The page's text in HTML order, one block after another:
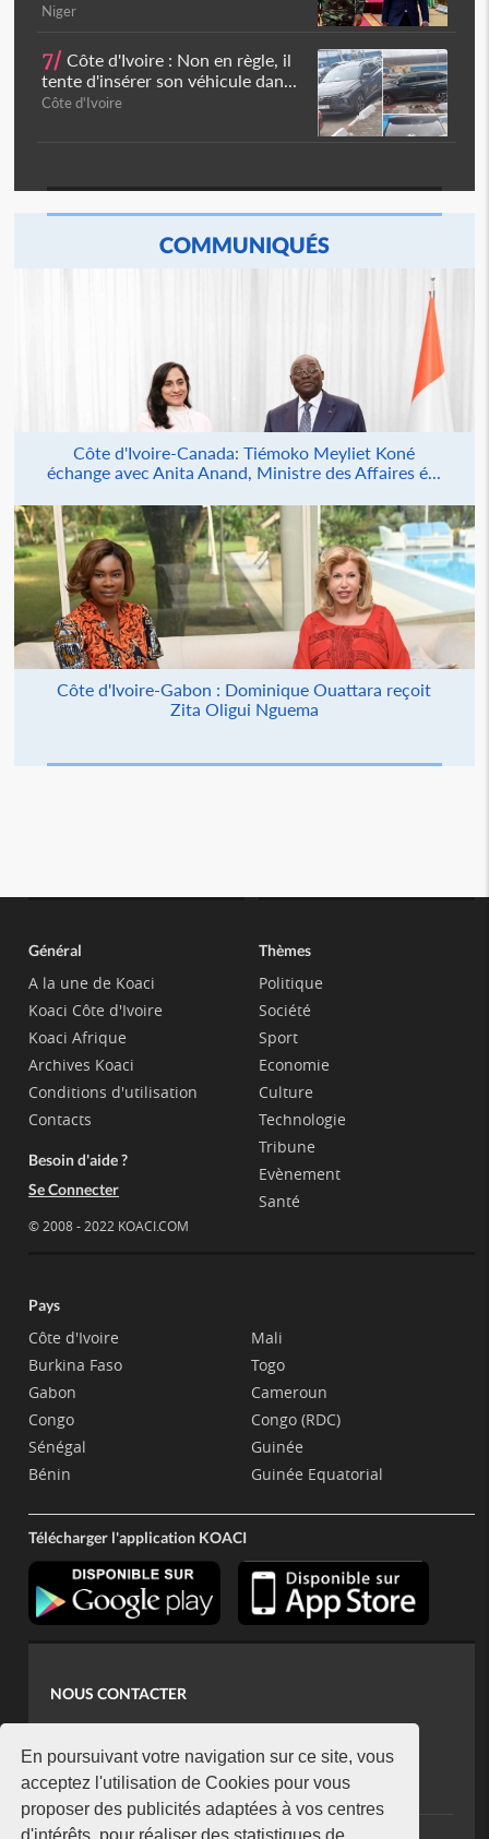
En poursuivant votre navigation sur ce site, vous
acceptez l'utilisation de Cookies pour vous
proposer des publicités adaptées à vos centres
d'intérêts, pour réaliser des statistiques de
Niger
7/ Côte d'Ivoire : Non en règle, il
tente d'insérer son véhicule dan...
Côte d'Ivoire
COMMUNIQUÉS
Côte d'Ivoire-Canada: Tiémoko Meyliet Koné
échange avec Anita Anand, Ministre des Affaires é...
Côte d'Ivoire-Gabon : Dominique Ouattara reçoit
Zita Oligui Nguema
Général
A la une de Koaci
Koaci Côte d'Ivoire
Koaci Afrique
Archives Koaci
Conditions d'utilisation
Contacts
Besoin d'aide ?
Se Connecter
© 2008 - 2022 KOACI.COM
Thèmes
Politique
Société
Sport
Economie
Culture
Technologie
Tribune
Evènement
Santé
Pays
Côte d'Ivoire
Burkina Faso
Gabon
Congo
Sénégal
Bénin
Mali
Togo
Cameroun
Congo (RDC)
Guinée
Guinée Equatorial
Télécharger l'application KOACI
NOUS CONTACTER
koaci@yahoo.fr
+225 07 08 85 52 93